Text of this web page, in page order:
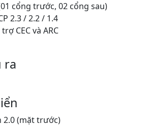
cổng trước, 02 cổng sau)
2.3 / 2.2 / 1.4
CEC và ARC
ra
2.0 (mặt trước)